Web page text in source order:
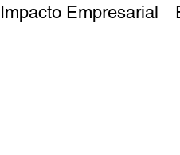
Impacto Empresarial